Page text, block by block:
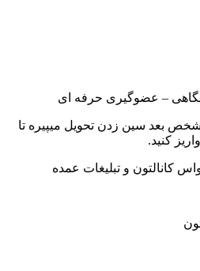
– عضوگیری حرفه ای
بعد سین زدن تحویل میپیره تا
کنید.
کانالتون و تبلیغات عمده